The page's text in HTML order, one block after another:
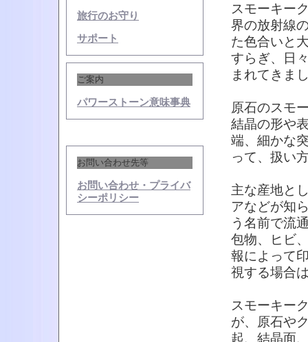
旅行のお守り
サポート
ご案内
パワーストーン意味事典
お問い合わせ先等
お問い合わせ・プライバ
シーポリシー
スモーキー
界の放射線
た色合いと
すらぎ、日
まれてきま
原石のスモ
結晶の形や
端、細かな
って、扱い
主な産地と
アなどが知
う名前で流
包物、ヒビ
報によって
視する場合
スモーキー
が、原石や
起、結晶面